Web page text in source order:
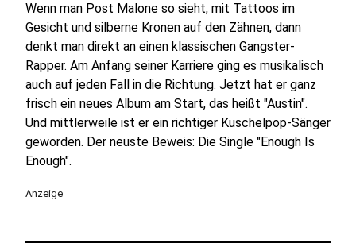
Wenn man Post Malone so sieht, mit Tattoos im
Gesicht und silberne Kronen auf den Zähnen, dann
denkt man direkt an einen klassischen Gangster-
Rapper. Am Anfang seiner Karriere ging es musikalisch
auch auf jeden Fall in die Richtung. Jetzt hat er ganz
frisch ein neues Album am Start, das heißt "Austin".
Und mittlerweile ist er ein richtiger Kuschelpop-Sänger
geworden. Der neuste Beweis: Die Single "Enough Is
Enough".
Anzeige